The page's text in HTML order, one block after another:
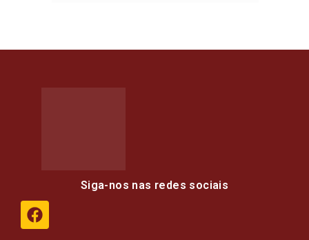
Siga-nos nas redes sociais